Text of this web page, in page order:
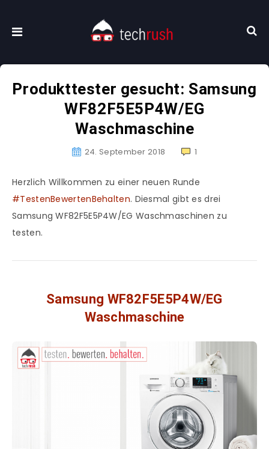
Produkttester gesucht: Samsung
WF82F5E5P4W/EG
Waschmaschine
24. September 2018 1
Herzlich Willkommen zu einer neuen Runde
#TestenBewertenBehalten. Diesmal gibt es drei
Samsung WF82F5E5P4W/EG Waschmaschinen zu
testen.
Samsung WF82F5E5P4W/EG
Waschmaschine